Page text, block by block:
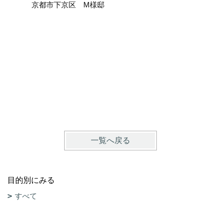
京都市下京区 M様邸
一覧へ戻る
目的別にみる
すべて